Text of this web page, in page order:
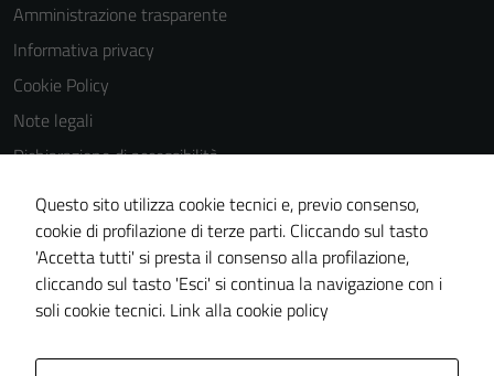
Amministrazione trasparente
Informativa privacy
Cookie Policy
Note legali
Dichiarazione di accessibilità
Dichiarazione di accessibilità Servizi
Whistleblowing
Piano di miglioramento del sito
Area riservata
Questo sito utilizza cookie tecnici e, previo consenso,
cookie di profilazione di terze parti. Cliccando sul tasto
'Accetta tutti' si presta il consenso alla profilazione,
cliccando sul tasto 'Esci' si continua la navigazione con i
soli cookie tecnici. Link alla cookie policy